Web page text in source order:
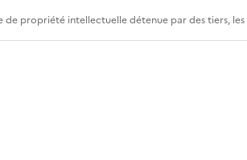
de propriété intellectuelle détenue par des tiers,